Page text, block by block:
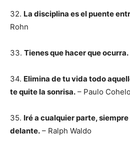
32. La disciplina es el puente
Rohn
33. Tienes que hacer que ocurra.
34. Elimina de tu vida todo
te quite la sonrisa. – Paulo Cohelo
35. Iré a cualquier parte,
delante. – Ralph Waldo